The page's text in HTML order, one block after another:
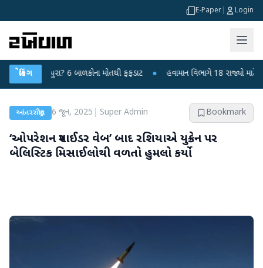
E-Paper Login
બ્રેકિંગ
6 બાળકોના મોતથી ફફડાટ ● હવામાન વિભાગે 18 રાજ્યો માટે ભારે વરસાદની
આંતરરાષ્ટ્રીય 6 જૂન, 2025 Super Admin Bookmark
‘ઓપરેશન સ્પાઈડર વેબ’ બાદ રશિયાએ યુક્રેન પર
બેલિસ્ટિક મિસાઈલોથી વળતો હુમલો કર્યો